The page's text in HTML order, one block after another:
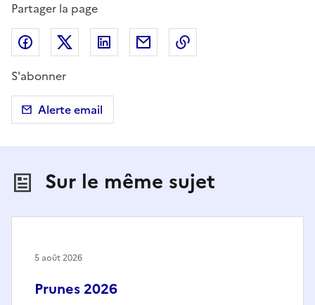
Partager la page
Partager sur Facebook
Partager sur X (anciennement Twitter)
Partager sur LinkedIn
Partager par email
S'abonner
Alerte email
Sur le même sujet
Prunes 2026
5 août 2026